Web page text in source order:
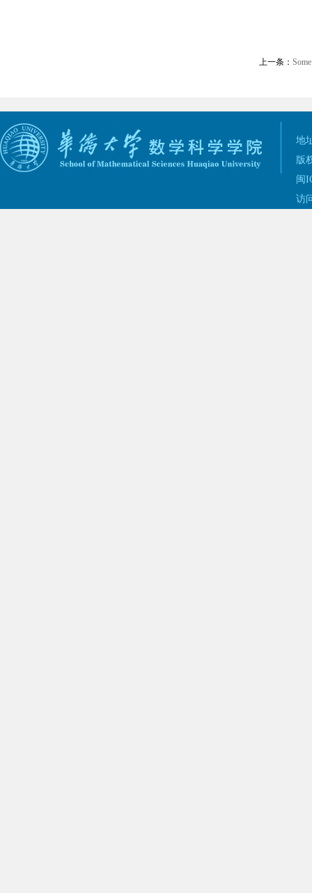
上一条：
地
版
闽
访